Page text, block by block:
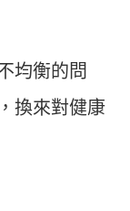
均衡的問
換來對健康